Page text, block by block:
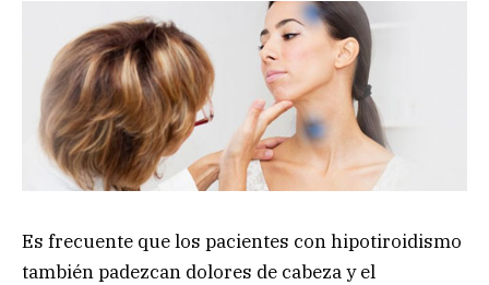
Es frecuente que los pacientes con hipotiroidismo
también padezcan dolores de cabeza y el